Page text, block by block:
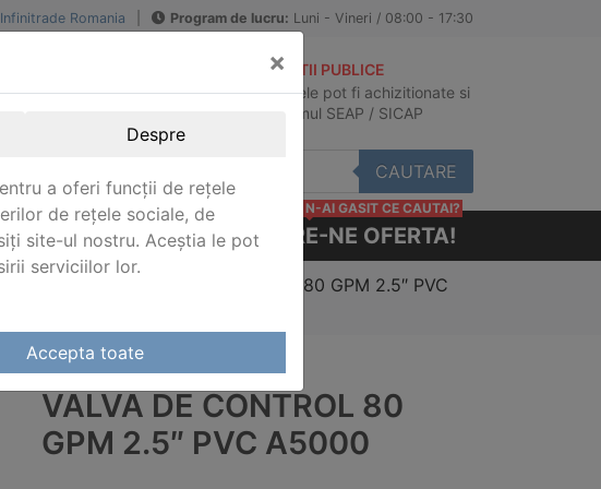
Infinitrade Romania Program de lucru: Luni - Vineri / 08:00 - 17:30
stoc intern sau
ACHIZITII PUBLICE
Produsele pot fi achizitionate si
in sistemul SEAP / SICAP
CAUTARE
CERE-NE OFERTA!
N-AI GASIT CE CAUTAI?
/ Valva de control 80 GPM 2.5″ PVC
VALVA DE CONTROL 80
GPM 2.5″ PVC A5000
×
Despre
a oferi funcții de rețele
de rețele sociale, de
site-ul nostru. Aceștia le pot
serviciilor lor.
Accepta toate